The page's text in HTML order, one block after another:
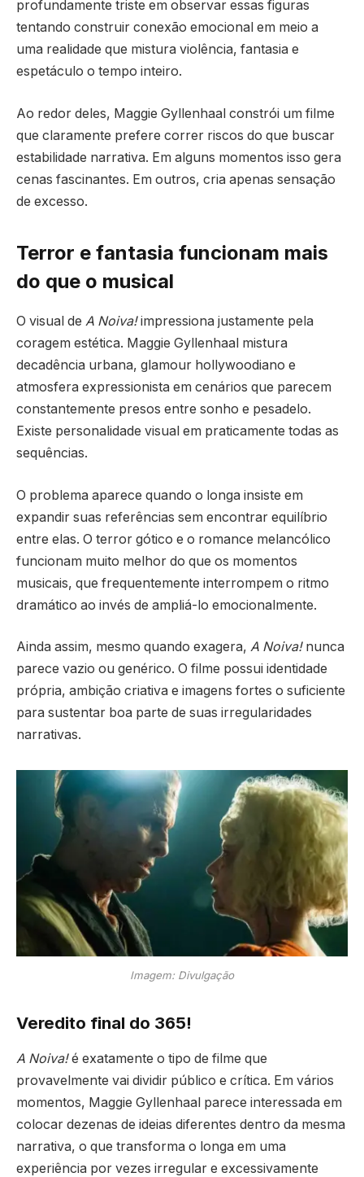
profundamente triste em observar essas figuras
tentando construir conexão emocional em meio a
uma realidade que mistura violência, fantasia e
espetáculo o tempo inteiro.
Ao redor deles, Maggie Gyllenhaal constrói um filme
que claramente prefere correr riscos do que buscar
estabilidade narrativa. Em alguns momentos isso gera
cenas fascinantes. Em outros, cria apenas sensação
de excesso.
Terror e fantasia funcionam mais
do que o musical
O visual de A Noiva!impressiona justamente pela
coragem estética. Maggie Gyllenhaal mistura
decadência urbana, glamour hollywoodiano e
atmosfera expressionista em cenários que parecem
constantemente presos entre sonho e pesadelo.
Existe personalidade visual em praticamente todas as
sequências.
O problema aparece quando o longa insiste em
expandir suas referências sem encontrar equilíbrio
entre elas. O terror gótico e o romance melancólico
funcionam muito melhor do que os momentos
musicais, que frequentemente interrompem o ritmo
dramático ao invés de ampliá-lo emocionalmente.
Ainda assim, mesmo quando exagera, A Noiva!nunca
parece vazio ou genérico. O filme possui identidade
própria, ambição criativa e imagens fortes o suficiente
para sustentar boa parte de suas irregularidades
narrativas.
Imagem: Divulgação
Veredito final do 365!
A Noiva!é exatamente o tipo de filme que
provavelmente vai dividir público e crítica. Em vários
momentos, Maggie Gyllenhaal parece interessada em
colocar dezenas de ideias diferentes dentro da mesma
narrativa, o que transforma o longa em uma
experiência por vezes irregular e excessivamente